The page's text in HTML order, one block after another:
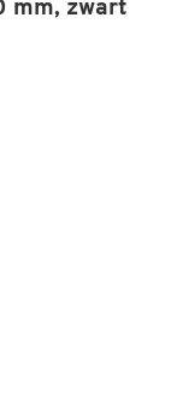
mm, zwart